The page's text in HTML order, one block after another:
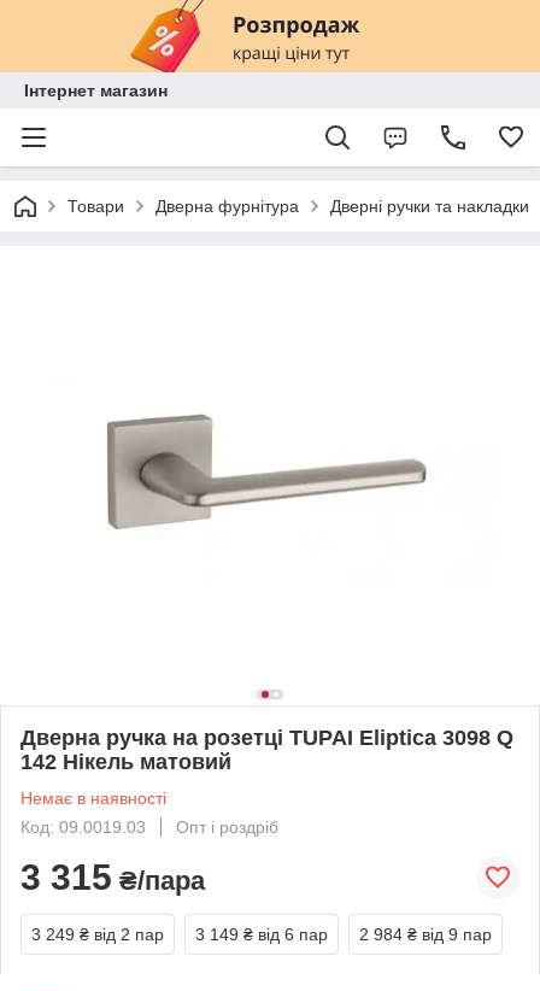
Інтернет магазин
Товари Дверна фурнітура Дверні ручки та накладки
Дверна ручка на розетці TUPAI Eliptica 3098 Q
142 Нікель матовий
Немає в наявності
Код: 09.0019.03
Опт і роздріб
3 315 ₴/пара
3 249 ₴ від 2 пар 3 149 ₴ від 6 пар 2 984 ₴ від 9 пар